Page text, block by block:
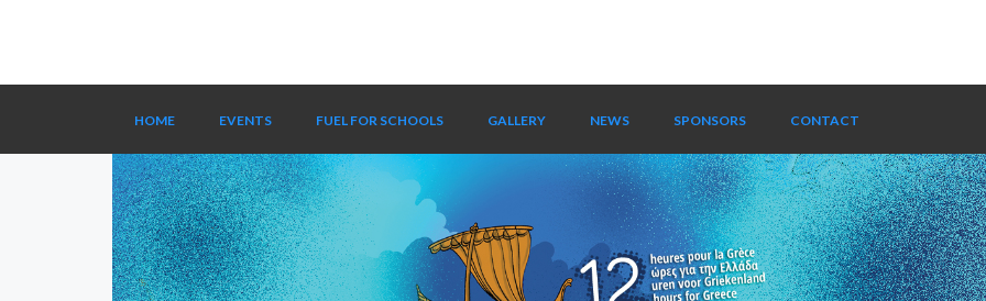
HOME EVENTS FUEL FOR SCHOOLS GALLERY NEWS SPONSORS CONTACT